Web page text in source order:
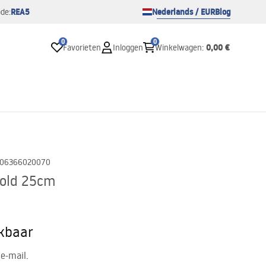
REA5 Nederlands / EURBlog
0
Favorieten Inloggen
0
Winkelwagen: 0,00 €
25cm
mail.